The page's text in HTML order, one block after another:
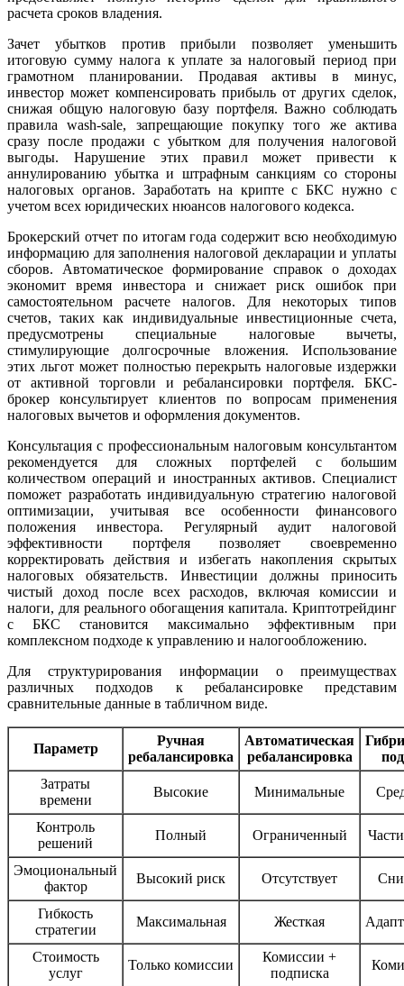
расчета сроков владения.
Зачет убытков против прибыли позволяет уменьшить
итоговую сумму налога к уплате за налоговый период при
грамотном планировании. Продавая активы в минус,
инвестор может компенсировать прибыль от других сделок,
снижая общую налоговую базу портфеля. Важно соблюдать
правила wash-sale, запрещающие покупку того же актива
сразу после продажи с убытком для получения налоговой
выгоды. Нарушение этих правил может привести к
аннулированию убытка и штрафным санкциям со стороны
налоговых органов. Заработать на крипте с БКС нужно с
учетом всех юридических нюансов налогового кодекса.
Брокерский отчет по итогам года содержит всю необходимую
информацию для заполнения налоговой декларации и уплаты
сборов. Автоматическое формирование справок о доходах
экономит время инвестора и снижает риск ошибок при
самостоятельном расчете налогов. Для некоторых типов
счетов, таких как индивидуальные инвестиционные счета,
предусмотрены специальные налоговые вычеты,
стимулирующие долгосрочные вложения. Использование
этих льгот может полностью перекрыть налоговые издержки
от активной торговли и ребалансировки портфеля. БКС-
брокер консультирует клиентов по вопросам применения
налоговых вычетов и оформления документов.
Консультация с профессиональным налоговым консультантом
рекомендуется для сложных портфелей с большим
количеством операций и иностранных активов. Специалист
поможет разработать индивидуальную стратегию налоговой
оптимизации, учитывая все особенности финансового
положения инвестора. Регулярный аудит налоговой
эффективности портфеля позволяет своевременно
корректировать действия и избегать накопления скрытых
налоговых обязательств. Инвестиции должны приносить
чистый доход после всех расходов, включая комиссии и
налоги, для реального обогащения капитала. Криптотрейдинг
с БКС становится максимально эффективным при
комплексном подходе к управлению и налогообложению.
Для структурирования информации о преимуществах
различных подходов к ребалансировке представим
сравнительные данные в табличном виде.
Параметр
Ручная
ребалансировка
Автоматическая
ребалансировка
Затраты
времени
Высокие Минимальные
Контроль
решений
Полный Ограниченный
Эмоциональный
фактор
Высокий риск Отсутствует
Гибкость
стратегии
Максимальная Жесткая
Стоимость
услуг
Только комиссии
Комиссии +
подписка